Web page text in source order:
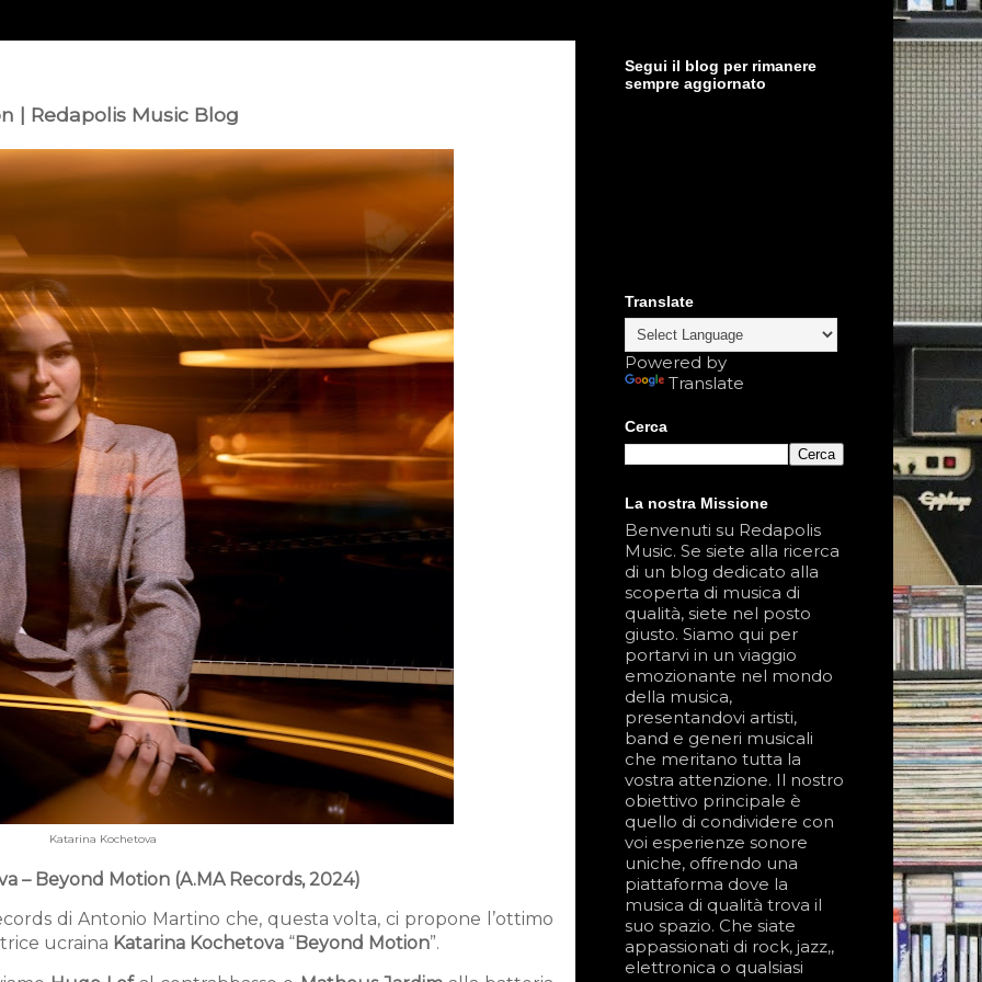
| Redapolis Music Blog
Katarina Kochetova
– Beyond Motion (A.MA Records, 2024)
di Antonio Martino che, questa volta, ci propone l’ottimo
ucraina Katarina Kochetova “Beyond Motion”.
Segui il blog per rimanere
sempre aggiornato
Translate
Powered by
Translate
Cerca
La nostra Missione
Benvenuti su Redapolis
Music. Se siete alla ricerca
di un blog dedicato alla
scoperta di musica di
qualità, siete nel posto
giusto. Siamo qui per
portarvi in un viaggio
emozionante nel mondo
della musica,
presentandovi artisti,
band e generi musicali
che meritano tutta la
vostra attenzione. Il nostro
obiettivo principale è
quello di condividere con
voi esperienze sonore
uniche, offrendo una
piattaforma dove la
musica di qualità trova il
suo spazio. Che siate
appassionati di rock, jazz,,
elettronica o qualsiasi